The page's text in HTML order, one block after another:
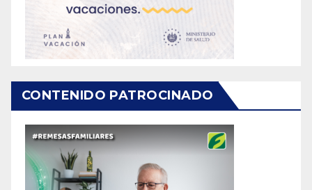
CONTENIDO PATROCINADO